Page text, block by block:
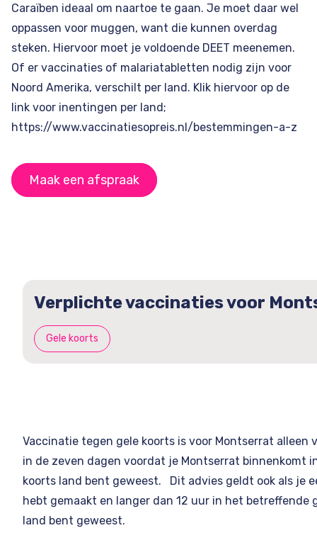
Caraïben ideaal om naartoe te gaan. Je moet daar wel
oppassen voor muggen, want die kunnen overdag
steken. Hiervoor moet je voldoende DEET meenemen.
Of er vaccinaties of malariatabletten nodig zijn voor
Noord Amerika, verschilt per land. Klik hiervoor op de
link voor inentingen per land;
https://www.vaccinatiesopreis.nl/bestemmingen-a-z
Maak een afspraak
Verplichte vaccinaties voor
Gele koorts
Vaccinatie tegen gele koorts is voor Montserrat alleen
in de zeven dagen voordat je Montserrat binnenkomt
koorts land bent geweest. Dit advies geldt ook als je
hebt gemaakt en langer dan 12 uur in het betreffende
land bent geweest.